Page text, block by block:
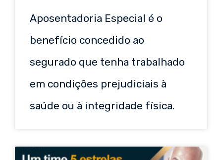
Aposentadoria Especial é o
benefício concedido ao
segurado que tenha trabalhado
em condições prejudiciais à
saúde ou à integridade física.